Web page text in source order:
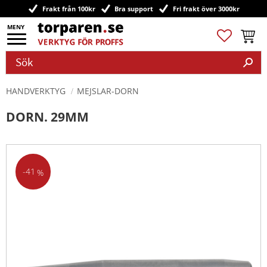
Meny
Frakt från 100kr Bra support Fri frakt över 3000kr
Favoriter
HANDVERKTYG MEJSLAR-DORN
DORN. 29MM
41 %